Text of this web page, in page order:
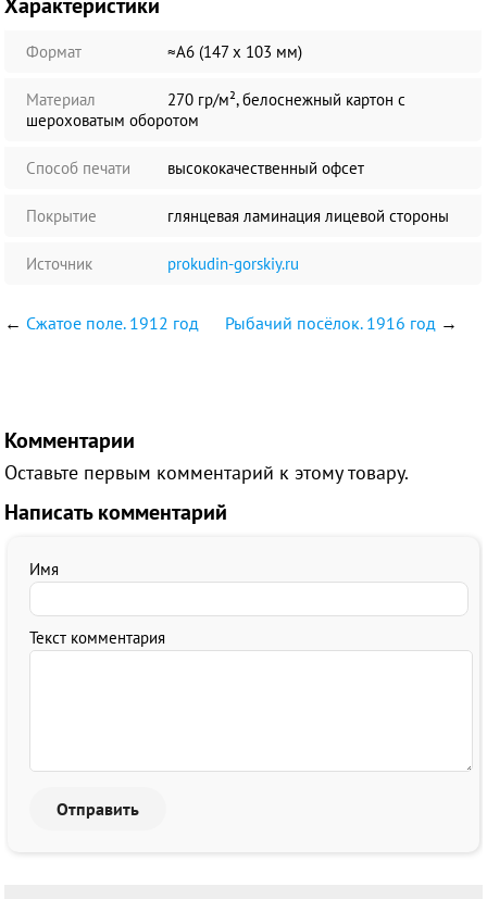
Формат ≈А6 (147 х 103 мм)
Материал
270 гр/м², белоснежный картон с
шероховатым оборотом
Способ печати высококачественный офсет
Покрытие глянцевая ламинация лицевой стороны
Источник prokudin-gorskiy.ru
← Сжатое поле. 1912 год Рыбачий посёлок. 1916 год →
Комментарии
Оставьте первым комментарий к этому товару.
Написать комментарий
Имя
Текст комментария